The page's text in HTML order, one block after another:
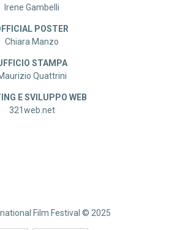
Irene Gambelli
POSTER
Chiara Manzo
STAMPA
Quattrini
E SVILUPPO WEB
321web.net
Film Festival © 2025